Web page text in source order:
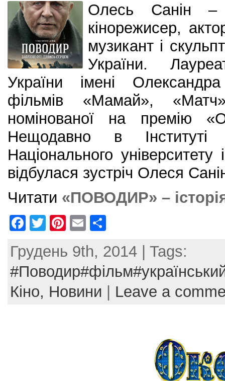
Олесь Санін –
кінорежисер,
музикант і
України.
України імені
фільмів «Мамай»,
номінованої на премію
Нещодавно в Інституті
Національного
відбулася зустріч Олеся
Читати «ПОВОДИР» –
F
c
e
b
T
itt
er
Pi
er
e
st
E
ai
l
ar
e
Грудень 9th, 2014 | Tags:
Кіно, Новини Leave a